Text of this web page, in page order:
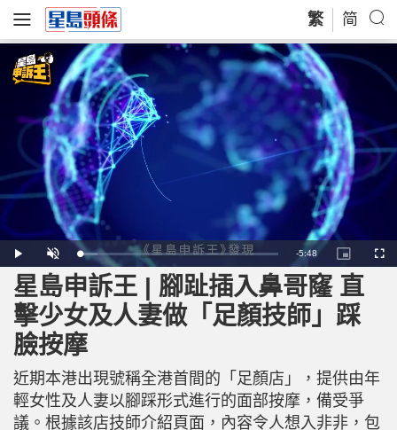
繁 简
P
l
a
y
U
n
m
u
t
L
o
a
d
e
d
8
.
R
e
m
-5:48
P
i
c
u
r
e
-
c
t
u
r
e
F
u
星島申訴王 | 腳趾插入鼻哥窿 直
擊少女及人妻做「足顏技師」踩
臉按摩
近期本港出現號稱全港首間的「足顏店」，提供由年
輕女性及人妻以腳踩形式進行的面部按摩，備受爭
議。根據該店技師介紹頁面，內容令人想入非非，包